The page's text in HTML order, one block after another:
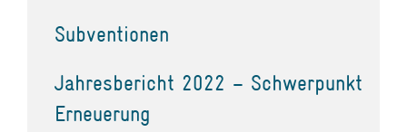
Subventionen
Jahresbericht 2022 – Schwerpunkt
Erneuerung